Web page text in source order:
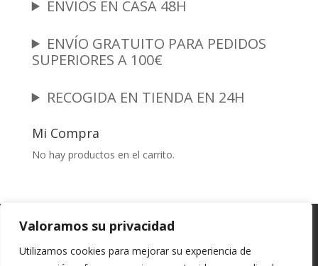
Valoramos su privacidad
Utilizamos cookies para mejorar su experiencia de
ENVIOS EN CASA 48H
ENVÍO GRATUITO PARA PEDIDOS
SUPERIORES A 100€
RECOGIDA EN TIENDA EN 24H
Mi Compra
No hay productos en el carrito.
Garantia y Autenticidad
Política de Privacidad
Políticas de Cookies